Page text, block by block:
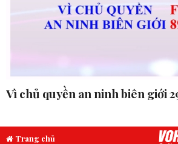
Vì chủ quyền an ninh biên giới
Trang chủ